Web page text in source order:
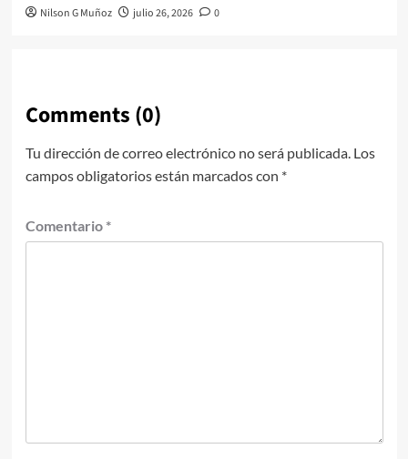
Nilson G Muñoz julio 26, 2026 0
Comments (0)
Tu dirección de correo electrónico no será publicada. Los
campos obligatorios están marcados con *
Comentario *